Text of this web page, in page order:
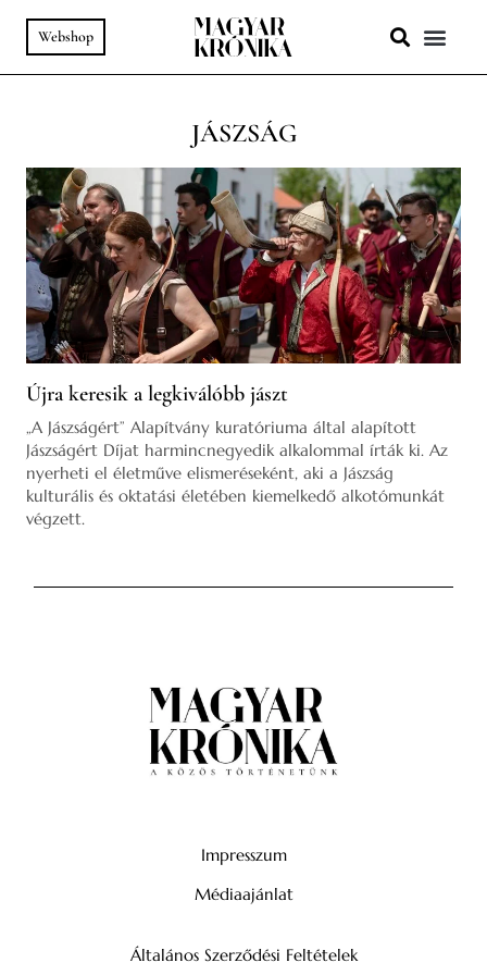
Webshop
JÁSZSÁG
Újra keresik a legkiválóbb jászt
„A Jászságért” Alapítvány kuratóriuma által alapított
Jászságért Díjat harmincnegyedik alkalommal írták ki. Az
nyerheti el életműve elismeréseként, aki a Jászság
kulturális és oktatási életében kiemelkedő alkotómunkát
végzett.
Impresszum
Médiaajánlat
Általános Szerződési Feltételek